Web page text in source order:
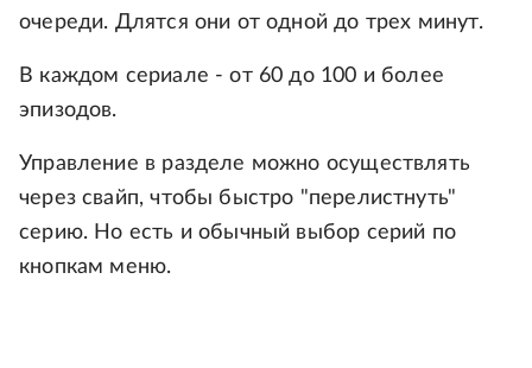
очереди. Длятся они от одной до трех минут.
В каждом сериале - от 60 до 100 и более
эпизодов.
Управление в разделе можно осуществлять
через свайп, чтобы быстро "перелистнуть"
серию. Но есть и обычный выбор серий по
кнопкам меню.